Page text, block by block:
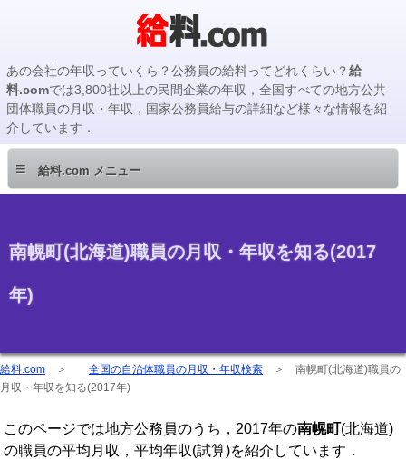
あの会社の年収っていくら？公務員の給料ってどれくらい？給
料.comでは3,800社以上の民間企業の年収，全国すべての地方公共
団体職員の月収・年収，国家公務員給与の詳細など様々な情報を紹
介しています．
≡ 給料.com メニュー
南幌町(北海道)職員の月収・年収を知る(2017
年)
給料.com ＞ 全国の自治体職員の月収・年収検索 ＞ 南幌町(北海道)職員の
月収・年収を知る(2017年)
このページでは地方公務員のうち，2017年の南幌町(北海道)
の職員の平均月収，平均年収(試算)を紹介しています．